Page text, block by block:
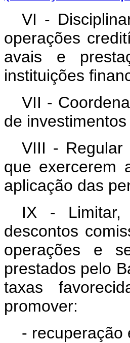
VI -
operações
avais e
instituições
VII -
de
VIII - Regular
que exercerem
aplicação das
IX - Limitar,
descontos
operações e
prestados pelo
taxas
promover:
- recuperação